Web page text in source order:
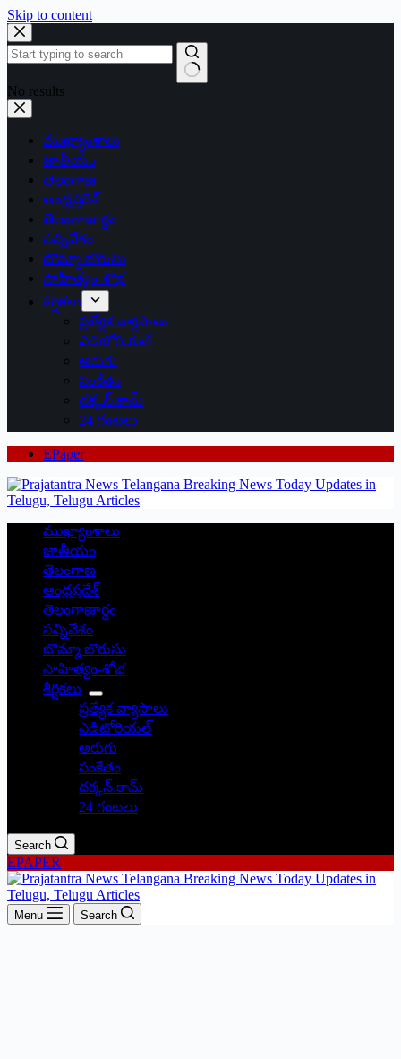
Skip to content
No results
ముఖ్యాంశాలు
జాతీయం
తెలంగాణ
ఆంధ్రప్రదేశ్
తెలంగాణార్థం
సన్నివేశం
బొమ్మా బొరుసు
సాహిత్యం-శోభ
శీర్షికలు
ప్రత్యేక వ్యాసాలు
ఎడిటోరియల్
అరుగు
సంకేతం
దక్కన్.కామ్
24 గంటలు
EPaper
ముఖ్యాంశాలు
జాతీయం
తెలంగాణ
ఆంధ్రప్రదేశ్
తెలంగాణార్థం
సన్నివేశం
బొమ్మా బొరుసు
సాహిత్యం-శోభ
శీర్షికలు
ప్రత్యేక వ్యాసాలు
ఎడిటోరియల్
అరుగు
సంకేతం
దక్కన్.కామ్
24 గంటలు
Search
EPAPER
Menu Search